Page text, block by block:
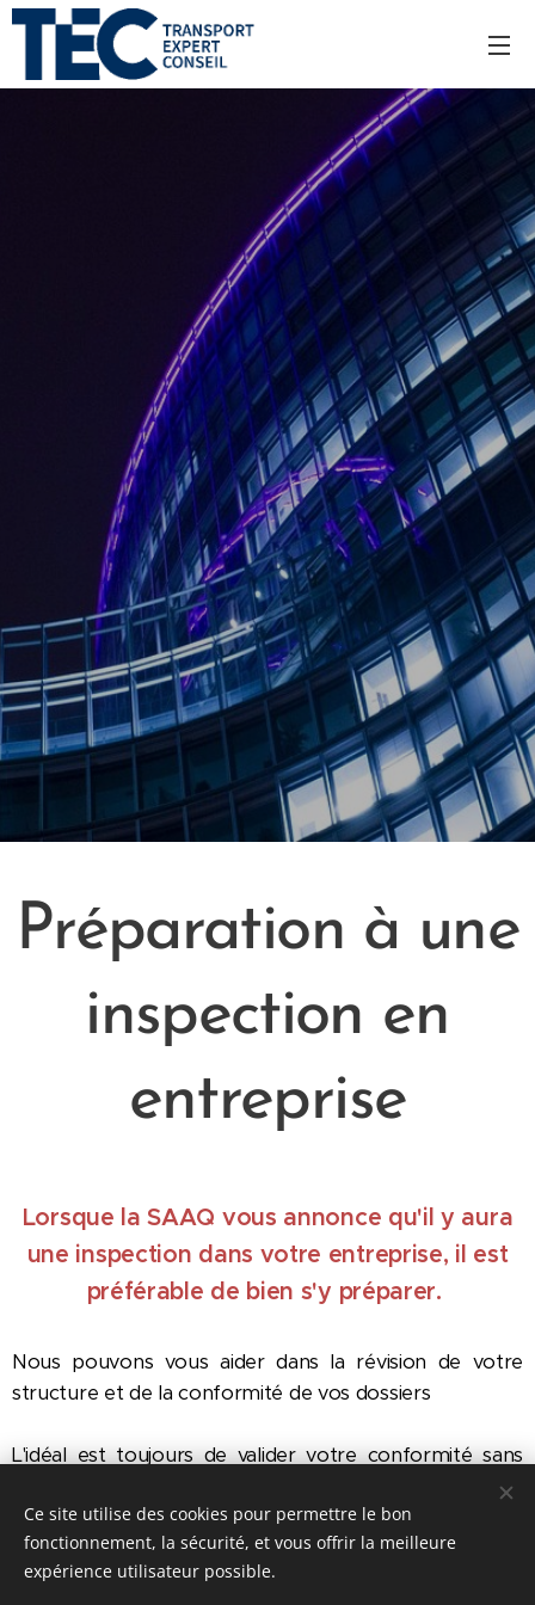
Préparation à une
inspection en
entreprise
Lorsque la SAAQ vous annonce qu'il y aura
une inspection dans votre entreprise, il est
préférable de bien s'y préparer.
Nous pouvons vous aider dans la révision de votre
structure et de la conformité de vos dossiers
L'idéal est toujours de valider votre conformité sans
avoir la menace d'une inspection en entreprise qui
pourrait laisser des marques et surtout des pénalités
importantes.
Ce site utilise des cookies pour permettre le bon
fonctionnement, la sécurité, et vous offrir la meilleure
expérience utilisateur possible.